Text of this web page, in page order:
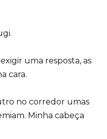
uma resposta, as
cara.
no corredor umas
Minha cabeça